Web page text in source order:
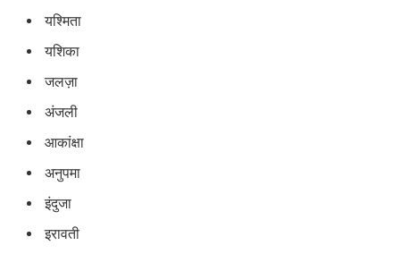
यश्मिता
यशिका
जलज़ा
अंजली
आकांक्षा
अनुपमा
इंदुजा
इरावती